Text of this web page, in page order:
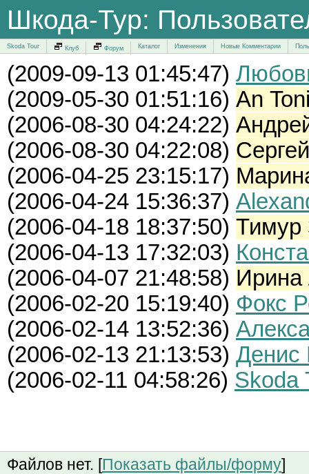
Шкода-Тур:
Skoda Tour Клуб Форум Каталог Изменения Новые Комментарии
(2009-09-13 01:45:47)
(2009-05-30 01:51:16) An
(2006-08-30 04:24:22)
(2006-08-30 04:22:08)
(2006-04-25 23:15:17)
(2006-04-24 15:36:37)
(2006-04-18 18:37:50) Тимур
(2006-04-13 17:32:03)
(2006-04-07 21:48:58) Ирина
(2006-02-20 15:19:40) Фокс
(2006-02-14 13:52:36)
(2006-02-13 21:13:53) Денис
(2006-02-11 04:58:26) Skoda
Файлов нет. [Показать файлы/форму]